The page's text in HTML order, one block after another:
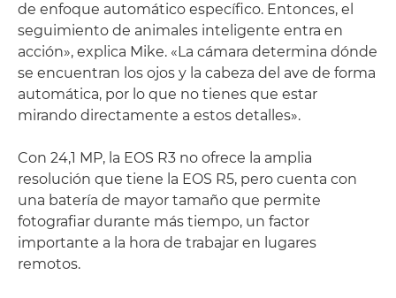
de enfoque automático específico. Entonces, el
seguimiento de animales inteligente entra en
acción», explica Mike. «La cámara determina dónde
se encuentran los ojos y la cabeza del ave de forma
automática, por lo que no tienes que estar
mirando directamente a estos detalles».
Con 24,1 MP, la EOS R3 no ofrece la amplia
resolución que tiene la EOS R5, pero cuenta con
una batería de mayor tamaño que permite
fotografiar durante más tiempo, un factor
importante a la hora de trabajar en lugares
remotos.